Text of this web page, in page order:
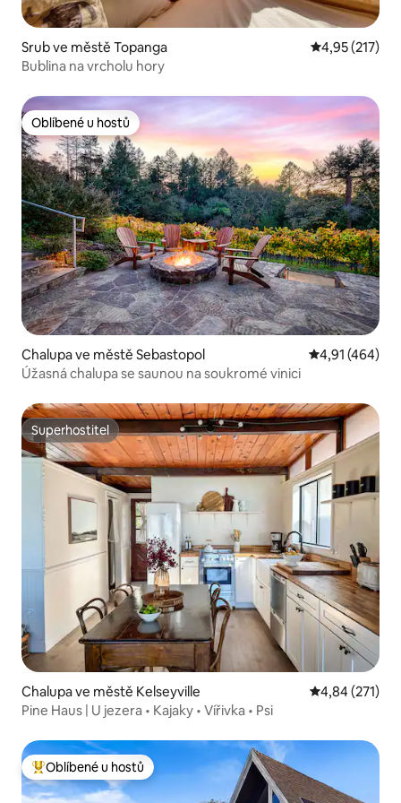
Srub ve městě Topanga Průměrné
4,95 (217)
Bublina na vrcholu hory
Oblíbené u hostů
Oblíbené u hostů
Chalupa ve městě Sebastopol Průměrné
4,91 (464)
Úžasná chalupa se saunou na soukromé vinici
Superhostitel
Superhostitel
Chalupa ve městě Kelseyville Průměrné
4,84 (271)
Pine Haus | U jezera • Kajaky • Vířivka • Psi
Nejlepší v kategorii Oblíbené u hostů
Oblíbené u hostů